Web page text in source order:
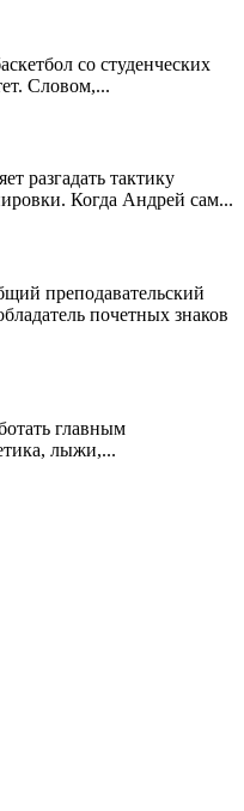
со студенческих
Словом,...
разгадать тактику
Когда Андрей сам...
преподавательский
почетных знаков
главным
лыжи,...